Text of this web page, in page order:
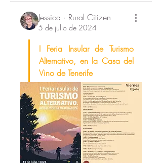
Jessica · Rural Citizen
5 de julio de 2024
I Feria Insular de Turismo
Alternativo, en la Casa del
Vino de Tenerife